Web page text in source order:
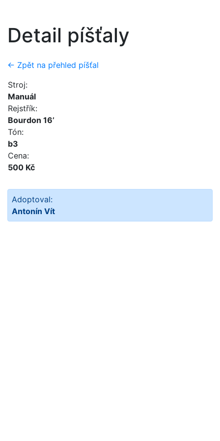
Detail píšťaly
← Zpět na přehled píšťal
Stroj:
Manuál
Rejstřík:
Bourdon 16’
Tón:
b3
Cena:
500 Kč
Adoptoval:
Antonín Vít